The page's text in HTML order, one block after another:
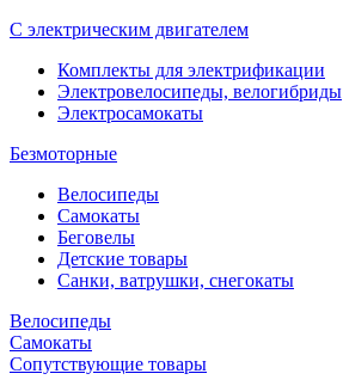
С электрическим двигателем
Комплекты для электрификации
Электровелосипеды, велогибриды
Электросамокаты
Безмоторные
Велосипеды
Самокаты
Беговелы
Детские товары
Санки, ватрушки, снегокаты
Велосипеды
Самокаты
Сопутствующие товары